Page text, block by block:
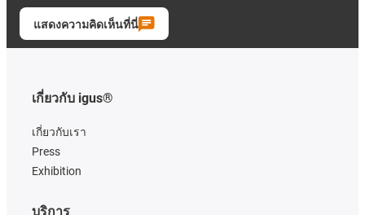
แสดงความคิดเห็นที่นี่
เกี่ยวกับ igus®
เกี่ยวกับเรา
Press
Exhibition
บริการ